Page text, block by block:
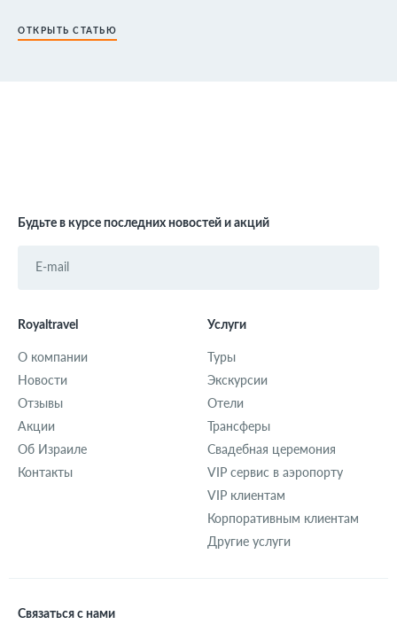
ОТКРЫТЬ СТАТЬЮ
Будьте в курсе последних новостей и акций
Royaltravel
О компании
Новости
Отзывы
Акции
Об Израиле
Контакты
Услуги
Туры
Экскурсии
Отели
Трансферы
Свадебная церемония
VIP сервис в аэропорту
VIP клиентам
Корпоративным клиентам
Другие услуги
Связаться с нами